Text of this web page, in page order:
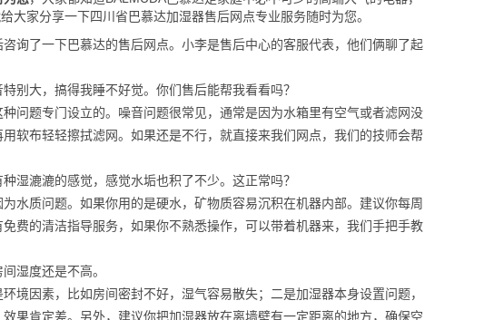
家分享一下四川省巴慕达加湿器售后网点专业服务随时为您。
询了一下巴慕达的售后网点。小李是售后中心的客服代表，他们俩聊了起
别大，搞得我睡不好觉。你们售后能帮我看看吗？
问题专门设立的。噪音问题很常见，通常是因为水箱里有空气或者滤网没
软布轻轻擦拭滤网。如果还是不行，就直接来我们网点，我们的技师会帮
湿漉漉的感觉，感觉水垢也积了不少。这正常吗？
水质问题。如果你用的是硬水，矿物质容易沉积在机器内部。建议你每周
费的清洁指导服务，如果你不熟悉操作，可以带着机器来，我们手把手教
湿度还是不高。
境因素，比如房间密封不好，湿气容易散失；二是加湿器本身设置问题，
果肯定差。另外，建议你把加湿器放在离墙壁有一定距离的地方，确保空